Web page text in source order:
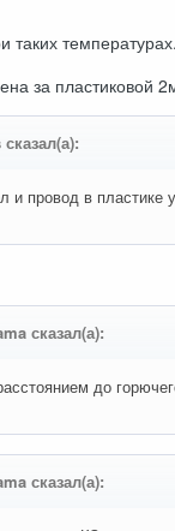
таких температурах.
за пластиковой
и провод в пластике
сказал(а):
до
сказал(а):